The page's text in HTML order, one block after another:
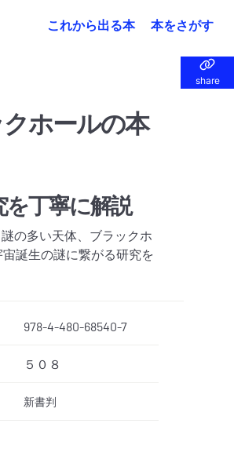
これから出る本 本をさがす
share
share
ホールの本
丁寧に解説
の多い天体、ブラックホ
誕生の謎に繋がる研究を
978-4-480-68540-7
５０８
新書判